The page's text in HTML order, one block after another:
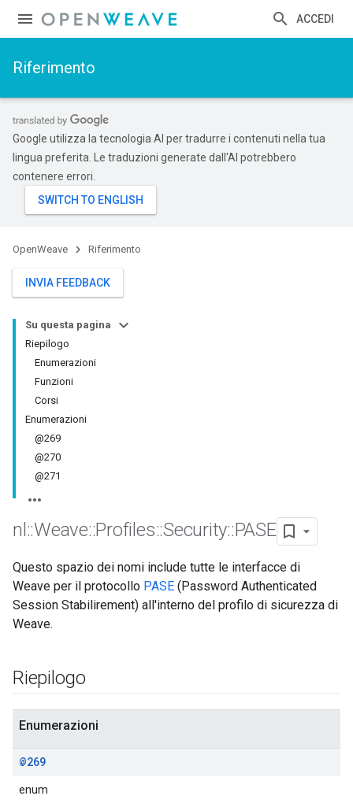
ACCEDI
Riferimento
Google utilizza la tecnologia AI per tradurre i contenuti nella tua
lingua preferita. Le traduzioni generate dall'AI potrebbero
contenere errori.
OpenWeave Riferimento
INVIA FEEDBACK
Su questa pagina
Riepilogo
Enumerazioni
Funzioni
Corsi
Enumerazioni
@269
@270
@271
nl ::Weave::Profiles::Security::PASE
Questo spazio dei nomi include tutte le interfacce di
Weave per il protocollo PASE (Password Authenticated
Session Stabilirement) all'interno del profilo di sicurezza di
Weave.
Riepilogo
Enumerazioni
@269
enum